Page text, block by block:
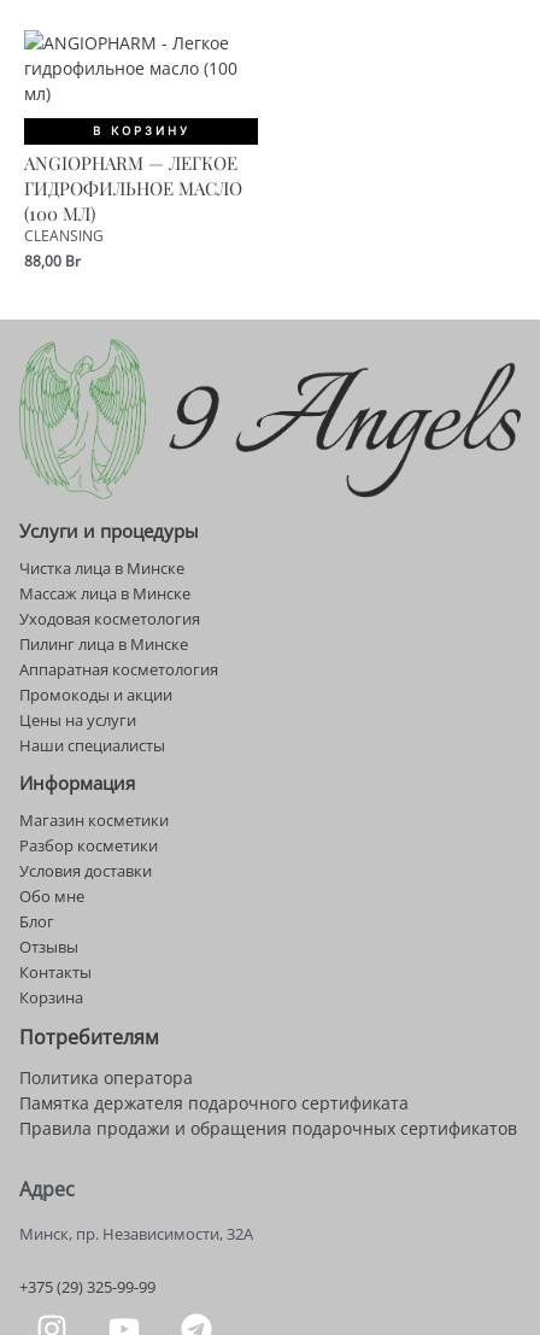
В КОРЗИНУ
ANGIOPHARM — ЛЕГКОЕ
ГИДРОФИЛЬНОЕ МАСЛО
(100 МЛ)
CLEANSING
88,00 Br
Услуги и процедуры
Чистка лица в Минске
Массаж лица в Минске
Уходовая косметология
Пилинг лица в Минске
Аппаратная косметология
Промокоды и акции
Цены на услуги
Наши специалисты
Информация
Магазин косметики
Разбор косметики
Условия доставки
Обо мне
Блог
Отзывы
Контакты
Корзина
Потребителям
Политика оператора
Памятка держателя подарочного сертификата
Правила продажи и обращения подарочных сертификатов
Адрес
Минск, пр. Независимости, 32А
+375 (29) 325-99-99